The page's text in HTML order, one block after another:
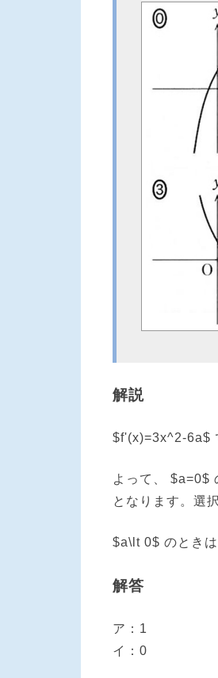
解説
$f'(x)=3x^2-6a$
よって、 $a=0$
となります。選
$a\lt 0$ のとき
解答
ア：1
イ：0